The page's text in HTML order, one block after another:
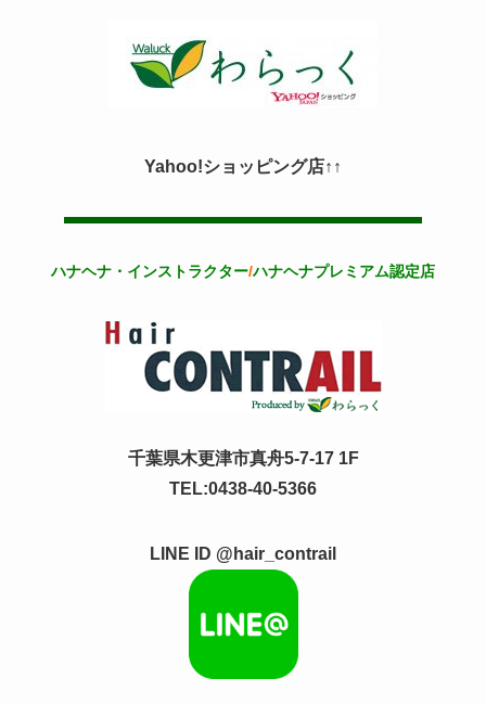
Yahoo!ショッピング店↑↑
ハナヘナ・インストラクター/ハナヘナプレミアム認定店
千葉県木更津市真舟5-7-17 1F
TEL:0438-40-5366
LINE ID @hair_contrail